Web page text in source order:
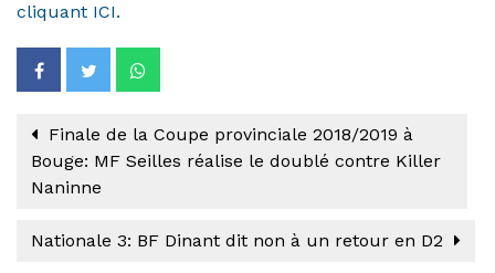
cliquant ICI.
Finale de la Coupe provinciale 2018/2019 à
Bouge: MF Seilles réalise le doublé contre Killer
Naninne
Nationale 3: BF Dinant dit non à un retour en D2